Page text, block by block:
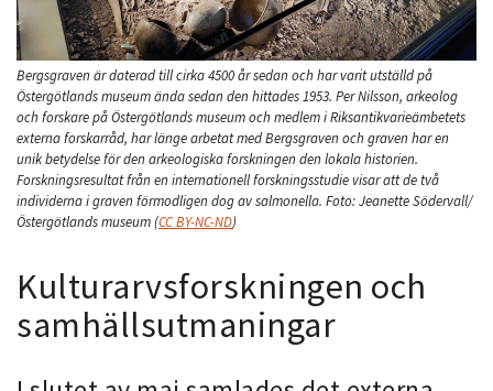
Bergsgraven är daterad till cirka 4500 år sedan och har varit utställd på
Östergötlands museum ända sedan den hittades 1953. Per Nilsson, arkeolog
och forskare på Östergötlands museum och medlem i Riksantikvarieämbetets
externa forskarråd, har länge arbetat med Bergsgraven och graven har en
unik betydelse för den arkeologiska forskningen den lokala historien.
Forskningsresultat från en internationell forskningsstudie visar att de två
individerna i graven förmodligen dog av salmonella. Foto:Jeanette Södervall/
Östergötlands museum(CC BY-NC-ND)
Kulturarvsforskningen och
samhällsutmaningar